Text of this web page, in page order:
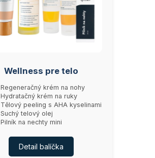
Wellness pre telo
Regeneračný krém na nohy
Hydratačný krém na ruky
Tělový peeling s AHA kyselinami
Suchý telový olej
Pilník na nechty mini
Detail balíčka